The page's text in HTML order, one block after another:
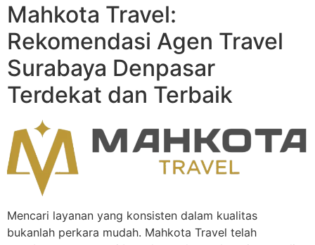
Mahkota Travel:
Rekomendasi Agen Travel
Surabaya Denpasar
Terdekat dan Terbaik
Mencari layanan yang konsisten dalam kualitas
bukanlah perkara mudah. Mahkota Travel telah